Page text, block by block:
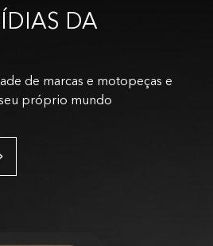
DA
de marcas e motopeças e
próprio mundo